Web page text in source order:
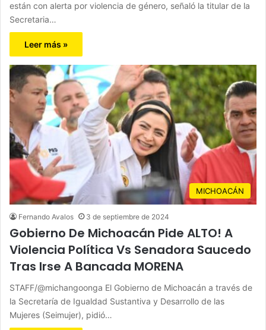
están con alerta por violencia de género, señaló la titular de la
Secretaria…
Leer más »
MICHOACÁN
Fernando Avalos 3 de septiembre de 2024
Gobierno De Michoacán Pide ALTO! A
Violencia Política Vs Senadora Saucedo
Tras Irse A Bancada MORENA
STAFF/@michangoonga El Gobierno de Michoacán a través de
la Secretaría de Igualdad Sustantiva y Desarrollo de las
Mujeres (Seimujer), pidió…